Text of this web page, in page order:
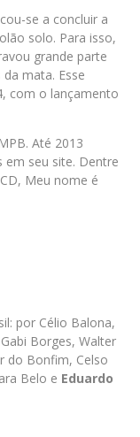
se a concluir a
solo. Para isso,
grande parte
mata. Esse
com o lançamento
Até 2013
em seu site. Dentre
Meu nome é
por Célio Balona,
Borges, Walter
do Bonfim, Celso
Belo e Eduardo